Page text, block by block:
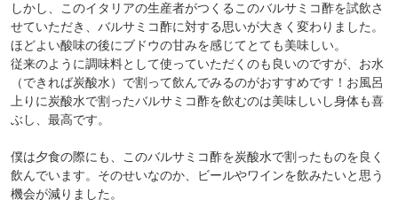
しかし、このイタリアの生産者がつくるこのバルサミコ酢を試飲さ
せていただき、バルサミコ酢に対する思いが大きく変わりました。
ほどよい酸味の後にブドウの甘みを感じてとても美味しい。
従来のように調味料として使っていただくのも良いのですが、お水
（できれば炭酸水）で割って飲んでみるのがおすすめです！お風呂
上りに炭酸水で割ったバルサミコ酢を飲むのは美味しいし身体も喜
ぶし、最高です。
僕は夕食の際にも、このバルサミコ酢を炭酸水で割ったものを良く
飲んでいます。そのせいなのか、ビールやワインを飲みたいと思う
機会が減りました。